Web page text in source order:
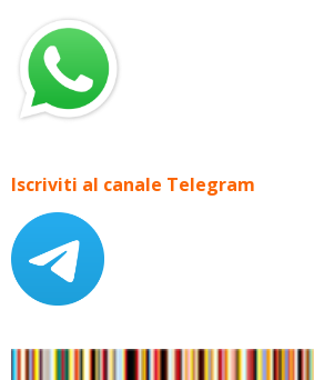
Iscriviti al canale Telegram